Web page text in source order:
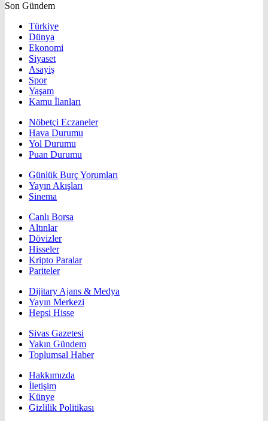
Son Gündem
Türkiye
Dünya
Ekonomi
Siyaset
Asayiş
Spor
Yaşam
Kamu İlanları
Nöbetçi Eczaneler
Hava Durumu
Yol Durumu
Puan Durumu
Günlük Burç Yorumları
Yayın Akışları
Sinema
Canlı Borsa
Altınlar
Dövizler
Hisseler
Kripto Paralar
Pariteler
Dijitary Ajans & Medya
Yayın Merkezi
Hepsi Hisse
Sivas Gazetesi
Yakın Gündem
Toplumsal Haber
Hakkımızda
İletişim
Künye
Gizlilik Politikası